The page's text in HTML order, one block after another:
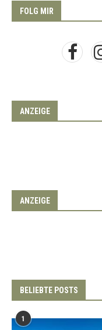
FOLG MIR
ANZEIGE
ANZEIGE
BELIEBTE POSTS
1